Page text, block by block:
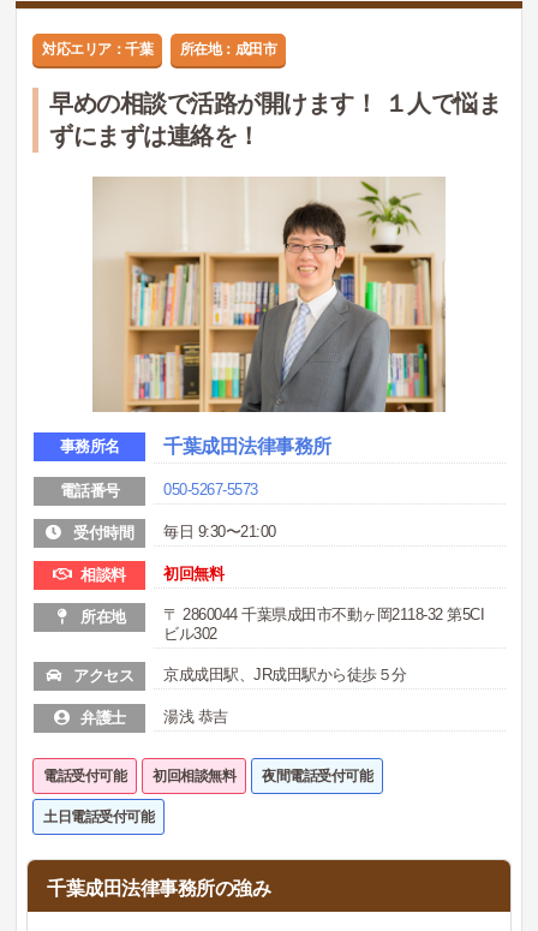
対応エリア：千葉 所在地：成田市
早めの相談で活路が開けます！ １人で悩ま
ずにまずは連絡を！
事務所名 千葉成田法律事務所
電話番号 050-5267-5573
受付時間 毎日 9:30〜21:00
相談料 初回無料
所在地
〒 2860044 千葉県成田市不動ヶ岡2118-32 第5CI
ビル302
アクセス 京成成田駅、JR成田駅から徒歩５分
弁護士 湯浅 恭吉
電話受付可能 初回相談無料 夜間電話受付可能
土日電話受付可能
千葉成田法律事務所の強み